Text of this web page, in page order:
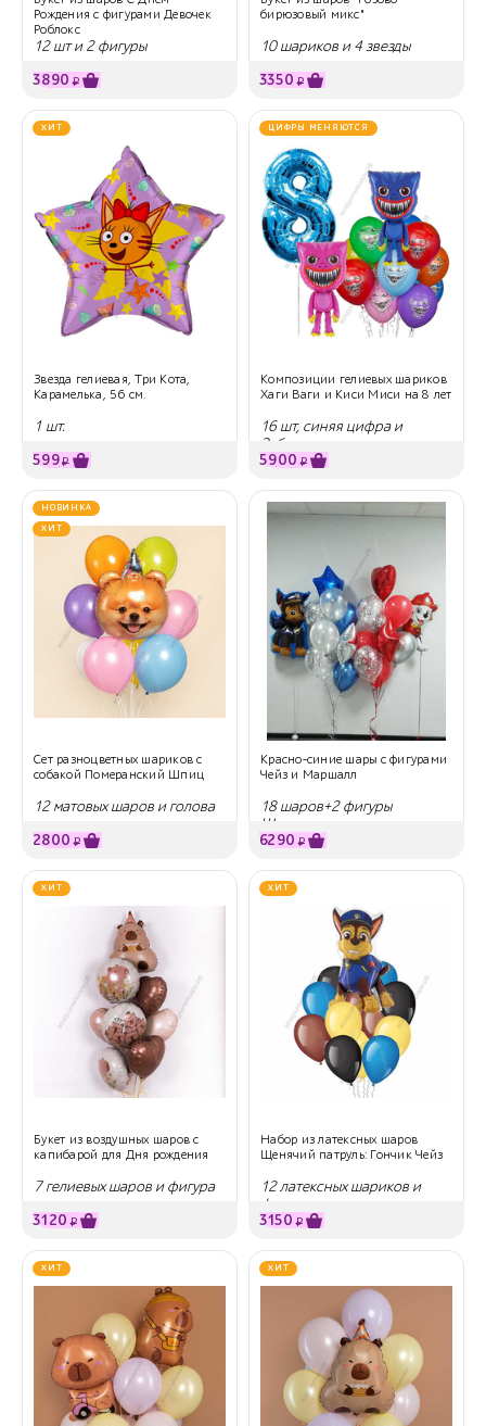
Рождения с фигурами Девочек
Роблокс
12 шт и 2 фигуры
3890 ₽
бирюзовый микс"
10 шариков и 4 звезды
3350 ₽
ХИТ
Звезда гелиевая, Три Кота,
Карамелька, 56 см.
1 шт.
599₽
ЦИФРЫ МЕНЯЮТСЯ
Композиции гелиевых шариков
Хаги Ваги и Киси Миси на 8 лет
16 шт, синяя цифра и
Зубастики
5900 ₽
НОВИНКА
ХИТ
Сет разноцветных шариков с
собакой Померанский Шпиц
12 матовых шаров и голова
2800 ₽
Красно-синие шары с фигурами
Чейз и Маршалл
18 шаров+2 фигуры
Щенячьего патруля
6290 ₽
ХИТ
Букет из воздушных шаров с
капибарой для Дня рождения
7 гелиевых шаров и фигура
3120 ₽
ХИТ
Набор из латексных шаров
Щенячий патруль: Гончик Чейз
12 латексных шариков и
фигура
3150 ₽
ХИТ ХИТ